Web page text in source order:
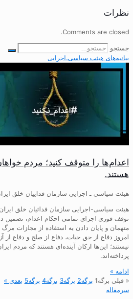
نظرات
Comments are closed.
جستجو
بیانیه‌های هیئت‌ سیاسی‌ـ‌اجرایی
اعدام‌ها را متوقف کنید؛ مردم
هستند.
هیئت سیاسی ـ اجرایی سازمان فداییان خلق
هیئت سیاسی-اجرایی سازمان فدائیان خلق ایران
توقف فوری اجرای تمامی احکام اعدام، تضمین
متهمان و پایان دادن به استفاده از مجازات
امروز دفاع از حق حیات، دفاع از صلح و دفاع از
نیستند؛ این‌ها ارکان آینده‌ای هستند که مردم
پرداخته‌اند.
ادامه »
« قبلی برگه1 برگه2 برگه3 برگه4 برگه5 بعدی »
سرمقاله